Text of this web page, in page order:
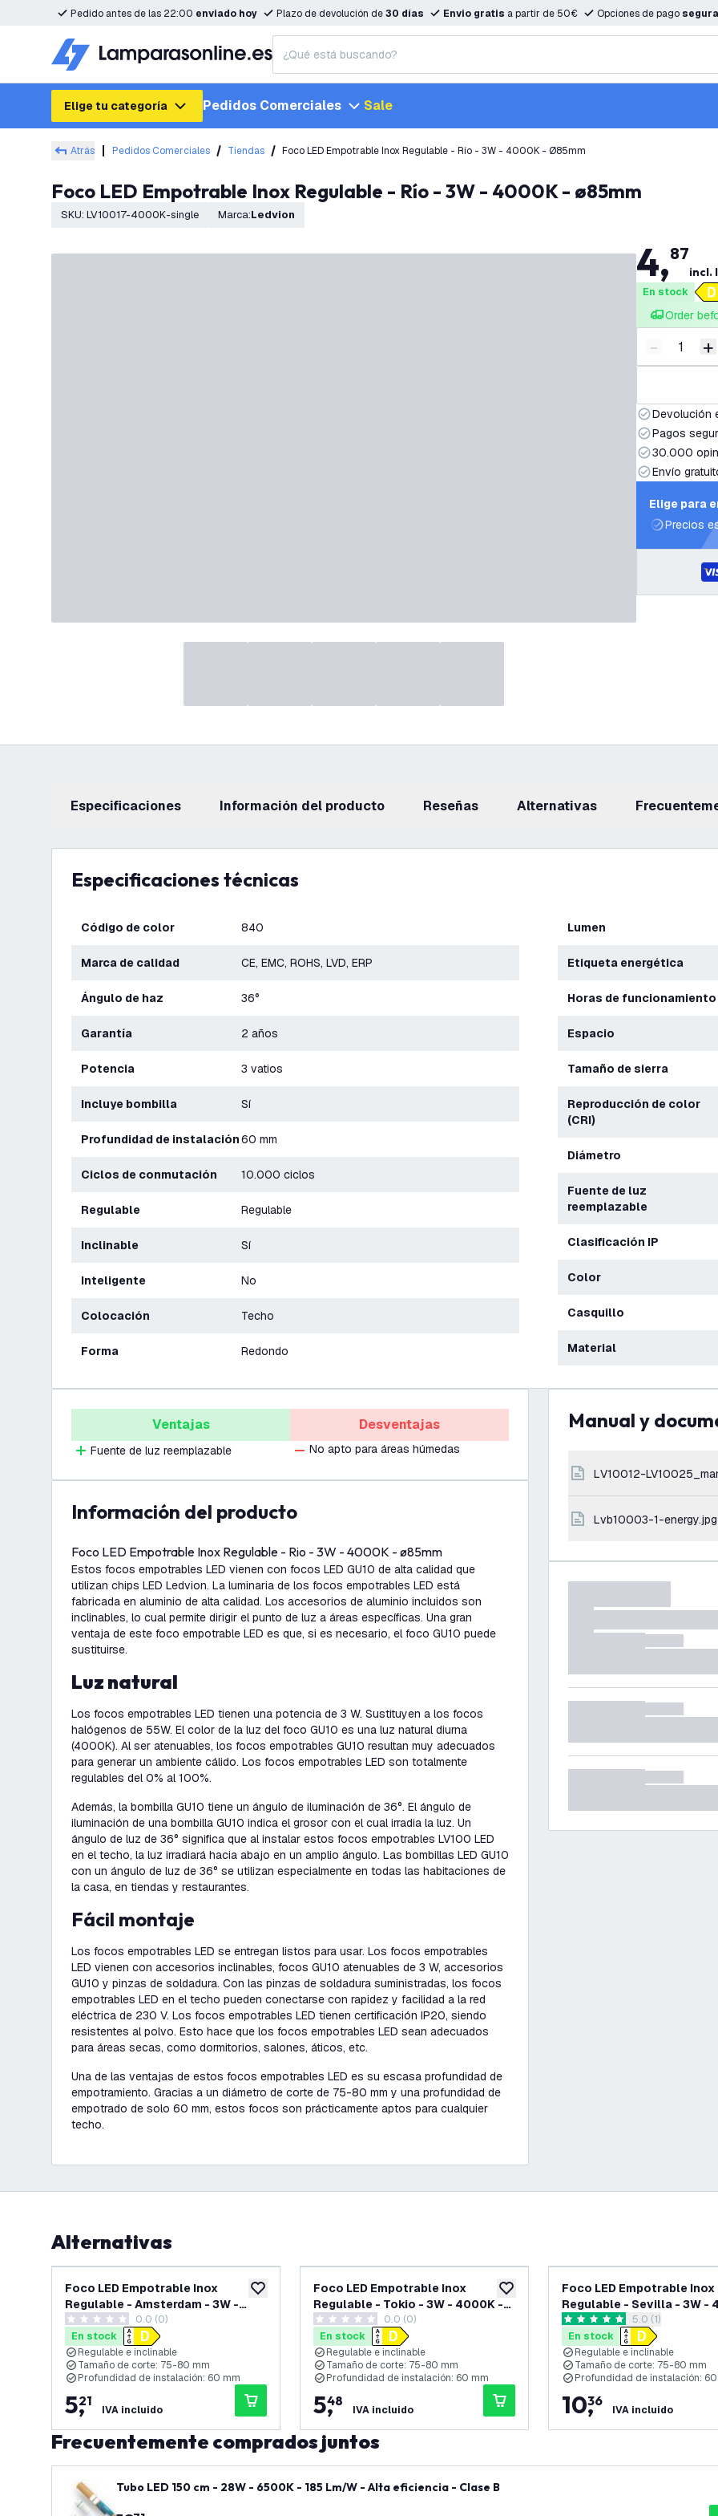
Pedido antes de las 22:00 enviado hoy Plazo de devolución de30 días Envio gratis a partir de 50€ Opciones de pago
Elige tu categoría Pedidos Comerciales Sale
Atrás Pedidos Comerciales Tiendas Foco LED Empotrable Inox Regulable - Río - 3W - 4000K - Ø85mm
Foco LED Empotrable Inox Regulable - Río - 3W - 4000K - ø85mm
SKU: LV10017-4000K-single Marca: Ledvion
4,87
incl.
En stock
Order
Disminuir
- +
Devolución
Pagos
30.000
Envío
Elige para
Precios
Especificaciones información del producto reseñas Alternativas
Especificaciones técnicas
Código de color 840
Marca de calidad CE, EMC, ROHS, LVD, ERP
Ángulo de haz 36°
Garantía 2 años
Potencia 3 vatios
Incluye bombilla Sí
Profundidad de instalación60 mm
Ciclos de conmutación 10.000 ciclos
Regulable Regulable
Inclinable Sí
Inteligente No
Colocación Techo
Forma Redondo
Lumen
Etiqueta energética
Horas de funcionamiento
Espacio
Tamaño de sierra
Reproducción de color
(CRI)
Diámetro
Fuente de luz
reemplazable
Clasificación IP
Color
Casquillo
Material
Ventajas
Fuente de luz reemplazable
Desventajas
No apto para áreas húmedas
información del producto
Foco LED Empotrable Inox Regulable - Rio - 3W - 4000K - ø85mm
Estos focos empotrables LED vienen con focos LED GU10 de alta calidad que
utilizan chips LED Ledvion. La luminaria de los focos empotrables LED está
fabricada en aluminio de alta calidad. Los accesorios de aluminio incluidos son
inclinables, lo cual permite dirigir el punto de luz a áreas específicas. Una gran
ventaja de este foco empotrable LED es que, si es necesario, el foco GU10 puede
sustituirse.
Luz natural
Los focos empotrables LED tienen una potencia de 3 W. Sustituyen a los focos
halógenos de 55W. El color de la luz del foco GU10 es una luz natural diurna
(4000K). Al ser atenuables, los focos empotrables GU10 resultan muy adecuados
para generar un ambiente cálido. Los focos empotrables LED son totalmente
regulables del 0% al 100%.
Además, la bombilla GU10 tiene un ángulo de iluminación de 36°. El ángulo de
iluminación de una bombilla GU10 indica el grosor con el cual irradia la luz. Un
ángulo de luz de 36° significa que al instalar estos focos empotrables LV100 LED
en el techo, la luz irradiará hacia abajo en un amplio ángulo. Las bombillas LED GU10
con un ángulo de luz de 36° se utilizan especialmente en todas las habitaciones de
la casa, en tiendas y restaurantes.
Fácil montaje
Los focos empotrables LED se entregan listos para usar. Los focos empotrables
LED vienen con accesorios inclinables, focos GU10 atenuables de 3 W, accesorios
GU10 y pinzas de soldadura. Con las pinzas de soldadura suministradas, los focos
empotrables LED en el techo pueden conectarse con rapidez y facilidad a la red
eléctrica de 230 V. Los focos empotrables LED tienen certificación IP20, siendo
resistentes al polvo. Esto hace que los focos empotrables LED sean adecuados
para áreas secas, como dormitorios, salones, áticos, etc.
Una de las ventajas de estos focos empotrables LED es su escasa profundidad de
empotramiento. Gracias a un diámetro de corte de 75-80 mm y una profundidad de
empotrado de solo 60 mm, estos focos son prácticamente aptos para cualquier
techo.
Manual y
LV10012-
lvb10003-1-energy.jpg
Alternativas
añadir a lista de deseos
Foco LED Empotrable Inox
Regulable - Amsterdam - 3W -
4000K - ø82mm
0 estrellas de puntuación
0.0 (0)
En stock
Regulable e inclinable
Tamaño de corte: 75-80 mm
Profundidad de instalación: 60 mm
5,
21
IVA incluido
añadir a lista de deseos
Foco LED Empotrable Inox
Regulable - Tokio - 3W - 4000K -
ø92mm
0 estrellas de puntuación
0.0 (0)
En stock
Regulable e inclinable
Tamaño de corte: 75-80 mm
Profundidad de instalación: 60 mm
5,
48
IVA incluido
Foco LED Empotrable Inox
Regulable - Sevilla - 3W -
92mm - Cuadradoabrir el panel de
5 estrellas de puntuación
5.0 (1)
En stock
Regulable e inclinable
Tamaño de corte: 75-80 mm
Profundidad de instalación:
10,
36
IVA incluido
Frecuentemente comprados juntos
Tubo LED 150 cm - 28W - 6500K - 185 Lm/W - Alta eficiencia - Clase B